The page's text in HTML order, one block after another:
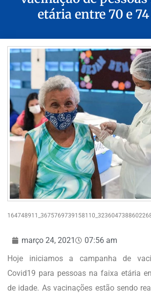
etária entre 70 e
março 24, 2021
07:56 am
Hoje iniciamos a campanha de
Covid19 para pessoas na faixa etária
de idade. As vacinações estão sendo